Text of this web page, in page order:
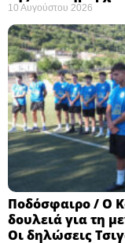
10 Αυγούστου 2026
Ποδόσφαιρο / Ο
δουλειά για τη
Οι δηλώσεις